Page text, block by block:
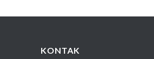
KONTAK